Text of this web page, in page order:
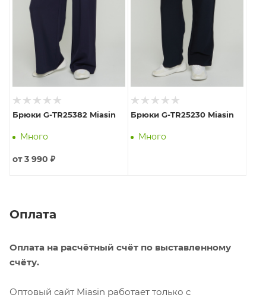
Брюки G-TR25382 Miasin
Много
от3 990 ₽
Брюки G-TR25230 Miasin
Много
Оплата
Оплата на расчётный счёт по выставленному
счёту.
Оптовый сайт Miasin работает только с